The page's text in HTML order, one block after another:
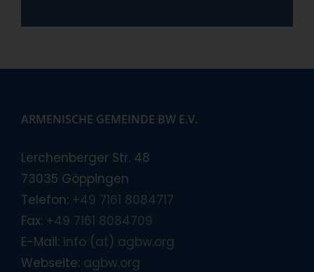
ARMENISCHE GEMEINDE BW E.V.
Lerchenberger Str. 48
73035 Göppingen
Telefon: +49 7161 8084717
Fax: +49 7161 8084709
E-Mail: info (at) agbw.org
Webseite: agbw.org